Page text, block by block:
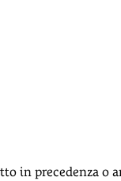
in precedenza o